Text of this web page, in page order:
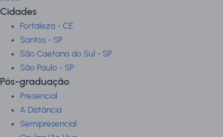
Cidades
Fortaleza - CE
Santos - SP
São Caetano do Sul - SP
São Paulo - SP
Pós-graduação
Presencial
A Distância
Semipresencial